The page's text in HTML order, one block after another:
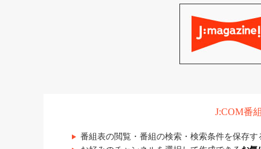
J:COM番
番組表の閲覧・番組の検索・検索条件を保存す